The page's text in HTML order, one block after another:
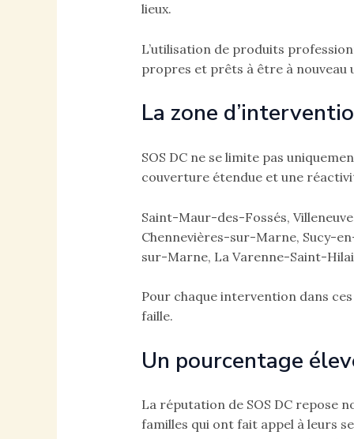
lieux.
L’utilisation de produits
propres et prêts à être à nouveau
La zone
SOS DC ne se limite pas
couverture étendue et une
Saint-Maur-des-Fossés,
Chennevières-sur-Marne, Sucy-
sur-Marne, La Varenne-Saint-
Pour chaque intervention dans
faille.
Un pourcentage
La réputation de SOS DC repose
familles qui ont fait appel à leurs